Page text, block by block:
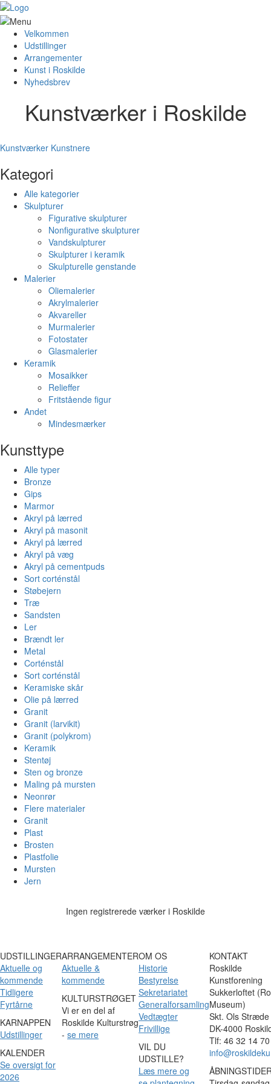
Velkommen
Udstillinger
Arrangementer
Kunst i Roskilde
Nyhedsbrev
Kunstværker i Roskilde
Kunstværker Kunstnere
Kategori
Alle kategorier
Skulpturer
Figurative skulpturer
Nonfigurative skulpturer
Vandskulpturer
Skulpturer i keramik
Skulpturelle genstande
Malerier
Oliemalerier
Akrylmalerier
Akvareller
Murmalerier
Fotostater
Glasmalerier
Keramik
Mosaikker
Relieffer
Fritstående figur
Andet
Mindesmærker
Kunsttype
Alle typer
Bronze
Gips
Marmor
Akryl på lærred
Akryl på masonit
Akryl på lærred
Akryl på væg
Akryl på cementpuds
Sort corténstål
Støbejern
Træ
Sandsten
Ler
Brændt ler
Metal
Corténstål
Sort corténstål
Keramiske skår
Olie på lærred
Granit
Granit (larvikit)
Granit (polykrom)
Keramik
Stentøj
Sten og bronze
Maling på mursten
Neonrør
Flere materialer
Granit
Plast
Brosten
Plastfolie
Mursten
Jern
Ingen registrerede værker i Roskilde
UDSTILLINGER
Aktuelle og
kommende
Tidligere
Fyrtårne
KARNAPPEN
Udstillinger
KALENDER
Se oversigt for
2026
ARRANGEMENTER
Aktuelle &
kommende
KULTURSTRØGET
Vi er en del af
Roskilde Kulturstrøg
- se mere
OM OS
Historie
Bestyrelse
Sekretariatet
Generalforsamling
Vedtægter
Frivillige
VIL DU
UDSTILLE?
Læs mere og
KONTAKT
Roskilde
Kunstforening
Sukkerloftet
Museum)
Skt. Ols
DK-4000
Tlf: 46 32 14 70